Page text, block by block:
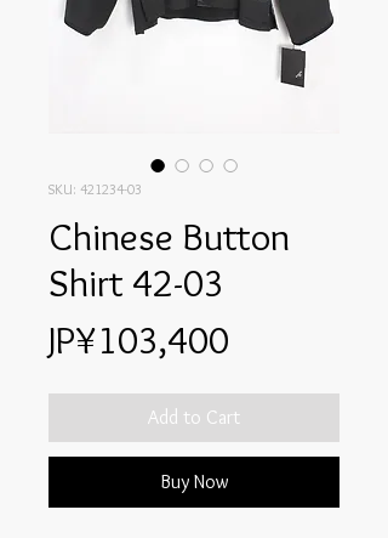
SKU: 421234-03
Chinese Button
Shirt 42-03
JP¥103,400
Add to Cart
Buy Now